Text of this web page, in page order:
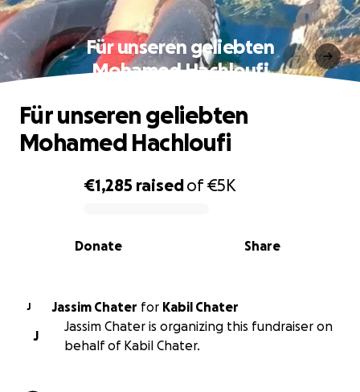
Für unseren geliebten
Mohamed Hachloufi
0% complete
€1,285 raisedof€5K
Share
Donate
Für unseren geliebten
Mohamed Hachloufi
J Jassim Chater for Kabil Chater
J
Jassim Chater is organizing this fundraiser on
behalf of Kabil Chater.